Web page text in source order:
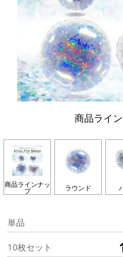
商品ライ
商品ラインナッ
プ ラウンド
単品
10枚セット